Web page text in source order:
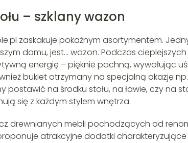
– szklany wazon
zaskakuje pokaźnym asortymentem.
domu, jest… wazon. Podczas
energię – pięknie pachną, wywołując
bukiet otrzymany na specjalną okazję
postawić na środku stołu, na ławie, czy na
się z każdym stylem wnętrza.
drewnianych mebli pochodzących od
atrakcyjne dodatki charakteryzujące